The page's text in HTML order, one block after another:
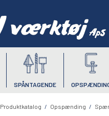
SPÅNTAGENDE
Produktkatalog / Opspænding /